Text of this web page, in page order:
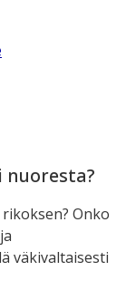
Onko
väkivaltaisesti